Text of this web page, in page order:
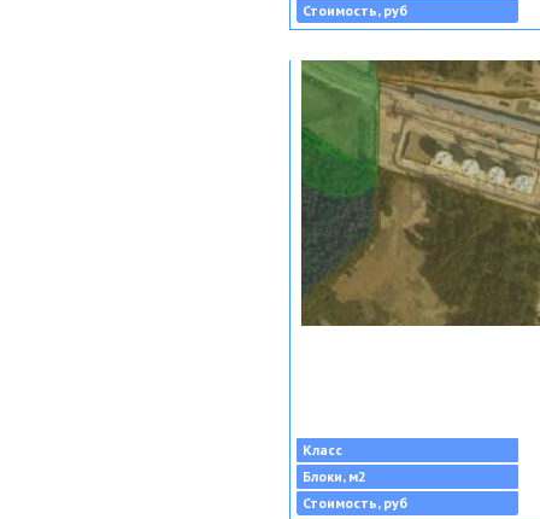
Стоимость, руб
Класс
Блоки, м2
Стоимость, руб